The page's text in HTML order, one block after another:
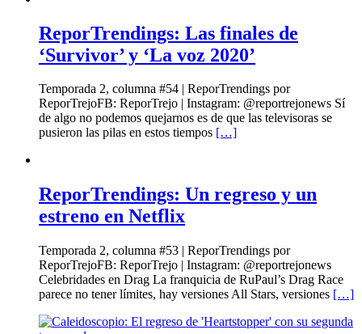
ReporTrendings: Las finales de
‘Survivor’ y ‘La voz 2020’
Temporada 2, columna #54 | ReporTrendings por
ReporTrejoFB: ReporTrejo | Instagram: @reportrejonews Sí
de algo no podemos quejarnos es de que las televisoras se
pusieron las pilas en estos tiempos […]
ReporTrendings: Un regreso y un
estreno en Netflix
Temporada 2, columna #53 | ReporTrendings por
ReporTrejoFB: ReporTrejo | Instagram: @reportrejonews
Celebridades en Drag La franquicia de RuPaul’s Drag Race
parece no tener límites, hay versiones All Stars, versiones […]